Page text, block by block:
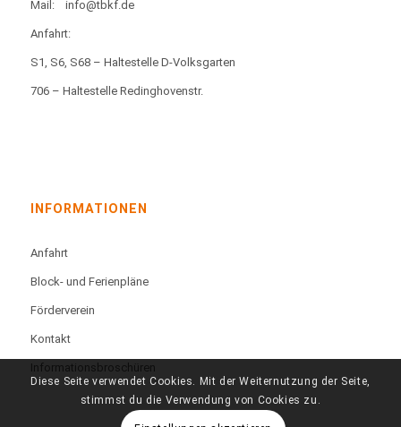
Mail: info@tbkf.de
Anfahrt:
S1, S6, S68 – Haltestelle D-Volksgarten
706 – Haltestelle Redinghovenstr.
INFORMATIONEN
Anfahrt
Block- und Ferienpläne
Förderverein
Kontakt
Informationsbroschüren
Diese Seite verwendet Cookies. Mit der Weiternutzung der Seite,
stimmst du die Verwendung von Cookies zu.